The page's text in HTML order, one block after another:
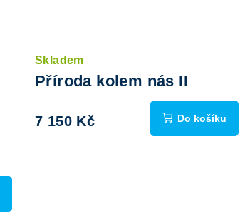
Skladem
Příroda kolem nás II
7 150 Kč Do košíku